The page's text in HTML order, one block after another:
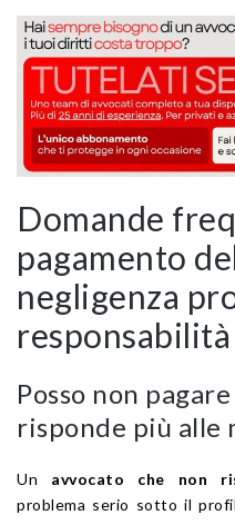
Domande
pagamento
negligenza
responsabilità
Posso non
risponde più alle
Un avvocato che non
problema serio sotto il